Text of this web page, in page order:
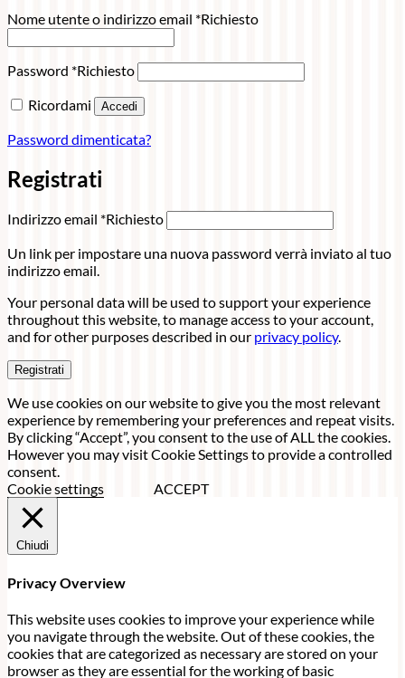
Nome utente o indirizzo email *Richiesto
Password *Richiesto
Ricordami
Accedi
Password dimenticata?
Registrati
Indirizzo email *Richiesto
Un link per impostare una nuova password verrà inviato al tuo
indirizzo email.
Your personal data will be used to support your experience
throughout this website, to manage access to your account,
and for other purposes described in our privacy policy.
Registrati
We use cookies on our website to give you the most relevant
experience by remembering your preferences and repeat visits.
By clicking “Accept”, you consent to the use of ALL the cookies.
However you may visit Cookie Settings to provide a controlled
consent.
Cookie settings
ACCEPT
Chiudi
Privacy Overview
This website uses cookies to improve your experience while
you navigate through the website. Out of these cookies, the
cookies that are categorized as necessary are stored on your
browser as they are essential for the working of basic